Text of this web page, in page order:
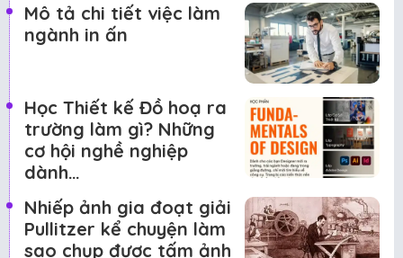
Mô tả chi tiết việc làm
ngành in ấn
Học Thiết kế Đồ hoạ ra
trường làm gì? Những
cơ hội nghề nghiệp
dành…
Nhiếp ảnh gia đoạt giải
Pullitzer kể chuyện làm
sao chụp được tấm ảnh